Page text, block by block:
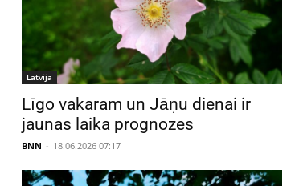
Latvija
Līgo vakaram un Jāņu dienai ir
jaunas laika prognozes
BNN - 18.06.2026 07:17